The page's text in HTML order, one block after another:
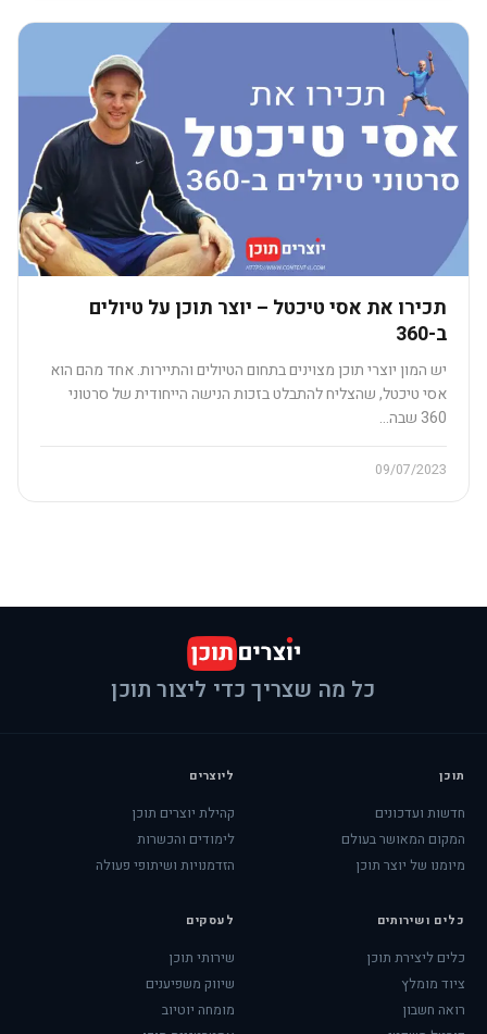
תכירו את אסי טיכטל – יוצר תוכן על טיולים
ב-360
יש המון יוצרי תוכן מצוינים בתחום הטיולים והתיירות. אחד מהם הוא
אסי טיכטל, שהצליח להתבלט בזכות הנישה הייחודית של סרטוני
360 שבה…
09/07/2023
כל מה שצריך כדי ליצור תוכן
תוכן
חדשות ועדכונים
המקום המאושר בעולם
מיומנו של יוצר תוכן
ליוצרים
קהילת יוצרים תוכן
לימודים והכשרות
הזדמנויות ושיתופי פעולה
כלים ושירותים
כלים ליצירת תוכן
ציוד מומלץ
רואה חשבון
לעסקים
שירותי תוכן
שיווק משפיענים
מומחה יוטיוב